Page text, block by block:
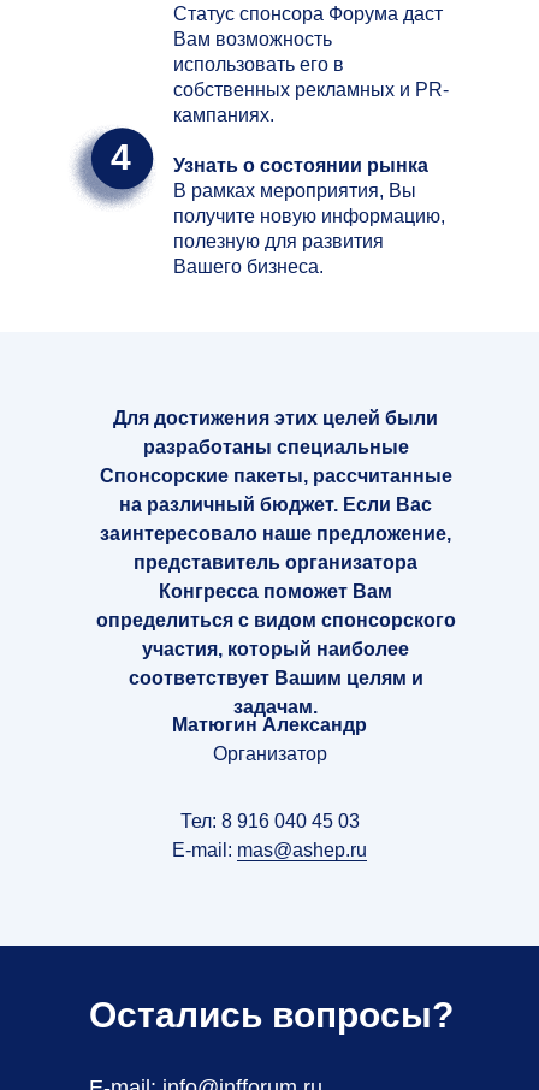
Статус спонсора Форума даст
Вам возможность
использовать его в
собственных рекламных и PR-
кампаниях.
Узнать о состоянии рынка
В рамках мероприятия, Вы
получите новую информацию,
полезную для развития
Вашего бизнеса.
4
Для достижения этих целей были
разработаны специальные
Спонсорские пакеты, рассчитанные
на различный бюджет. Если Вас
заинтересовало наше предложение,
представитель организатора
Конгресса поможет Вам
определиться с видом спонсорского
участия, который наиболее
соответствует Вашим целям и
задачам.
Матюгин Александр
Организатор
Тел: 8 916 040 45 03
E-mail: mas@ashep.ru
Остались вопросы?